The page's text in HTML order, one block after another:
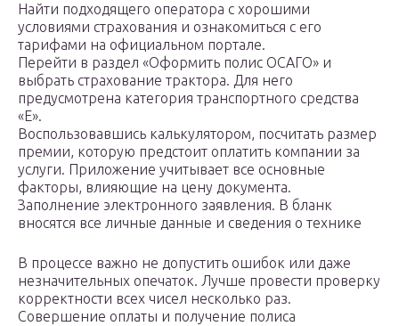
Найти подходящего оператора с хорошими
условиями страхования и ознакомиться с его
тарифами на официальном портале.
Перейти в раздел «Оформить полис ОСАГО» и
выбрать страхование трактора. Для него
предусмотрена категория транспортного средства
«Е».
Воспользовавшись калькулятором, посчитать размер
премии, которую предстоит оплатить компании за
услуги. Приложение учитывает все основные
факторы, влияющие на цену документа.
Заполнение электронного заявления. В бланк
вносятся все личные данные и сведения о технике
В процессе важно не допустить ошибок или даже
незначительных опечаток. Лучше провести проверку
корректности всех чисел несколько раз.
Совершение оплаты и получение полиса